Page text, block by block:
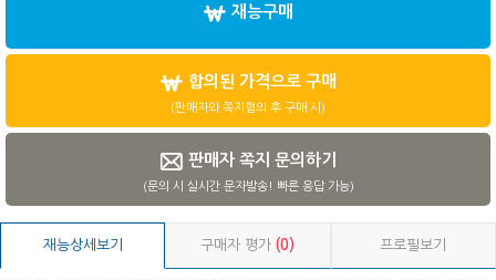
재능구매
합의된 가격으로 구매
(판매자와 쪽지협의 후 구매 시)
판매자 쪽지 문의하기
(문의 시 실시간 문자발송! 빠른 응답 가능)
재능상세보기 구매자 평가(0) 프로필보기